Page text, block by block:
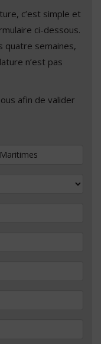
c’est simple et
ci-dessous.
quatre semaines,
n’est pas
afin de valider
de